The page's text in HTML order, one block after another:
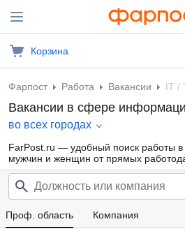
Корзина
Фарпост Работа Вакансии IT /
Вакансии в сфере
во всех городах
FarPost.ru — удобный поиск работы
мужчин и женщин от прямых
кадровых агентств. Свежие вакансии
Проф. область Компания